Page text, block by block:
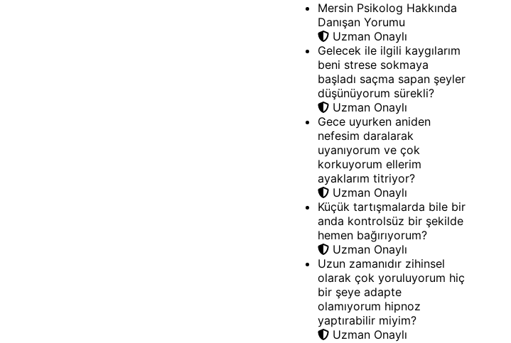
Mersin Psikolog Hakkında
Danışan Yorumu
Uzman Onaylı
Gelecek ile ilgili kaygılarım
beni strese sokmaya
başladı saçma sapan şeyler
düşünüyorum sürekli?
Uzman Onaylı
Gece uyurken aniden
nefesim daralarak
uyanıyorum ve çok
korkuyorum ellerim
ayaklarım titriyor?
Uzman Onaylı
Küçük tartışmalarda bile bir
anda kontrolsüz bir şekilde
hemen bağırıyorum?
Uzman Onaylı
Uzun zamanıdır zihinsel
olarak çok yoruluyorum hiç
bir şeye adapte
olamıyorum hipnoz
yaptırabilir miyim?
Uzman Onaylı